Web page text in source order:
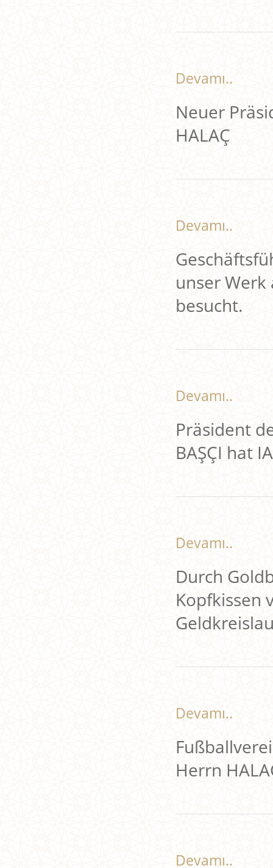
Devamı..
Neuer
HALAÇ
Devamı..
unser Werk
besucht.
Devamı..
Präsident
BAŞÇI hat
Devamı..
Durch
Kopfkissen
Devamı..
Herrn
Devamı..